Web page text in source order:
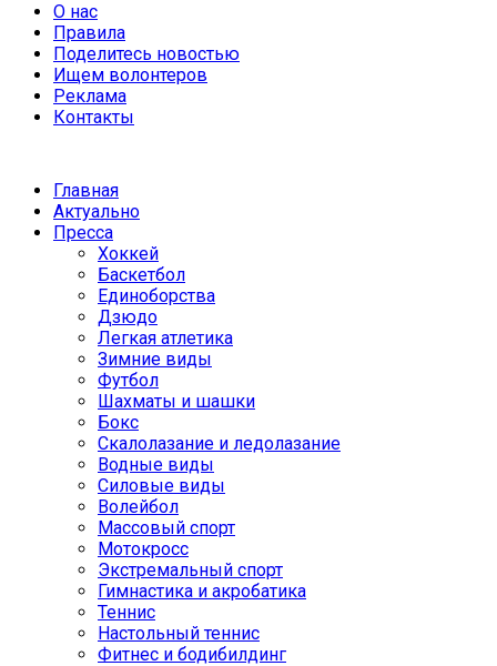
О нас
Правила
Поделитесь новостью
Ищем волонтеров
Реклама
Контакты
Главная
Актуально
Пресса
Хоккей
Баскетбол
Единоборства
Дзюдо
Легкая атлетика
Зимние виды
Футбол
Шахматы и шашки
Бокс
Скалолазание и ледолазание
Водные виды
Силовые виды
Волейбол
Массовый спорт
Мотокросс
Экстремальный спорт
Гимнастика и акробатика
Теннис
Настольный теннис
Фитнес и бодибилдинг